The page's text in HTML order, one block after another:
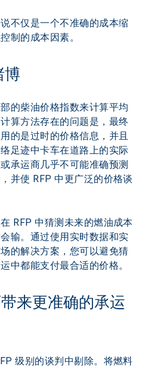
不仅是一个不准确的成本缩
制的成本因素。
的柴油价格指数来计算平均
算方法存在的问题是，最终
的是过时的价格信息，并且
足迹中卡车在道路上的实际
承运商几乎不可能准确预测
并使 RFP 中更广泛的价格谈
RFP 中猜测未来的燃油成本
输。通过使用实时数据和实
的解决方案，您可以避免猜
中都能支付最合适的价格。
来更准确的承运
级别的谈判中剔除。将燃料